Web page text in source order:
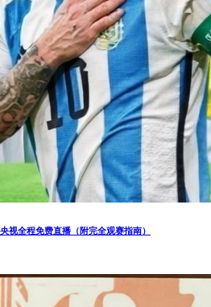
视全程免费直播（附完全观赛指南）